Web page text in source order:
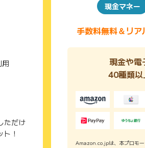
用
ただけ
ト！
現金マネー
手数料無料＆リ
現金や電
40種類以
Amazon.co.jpは、本プロモ